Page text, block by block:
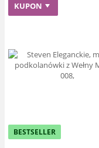
KUPON
BESTSELLER